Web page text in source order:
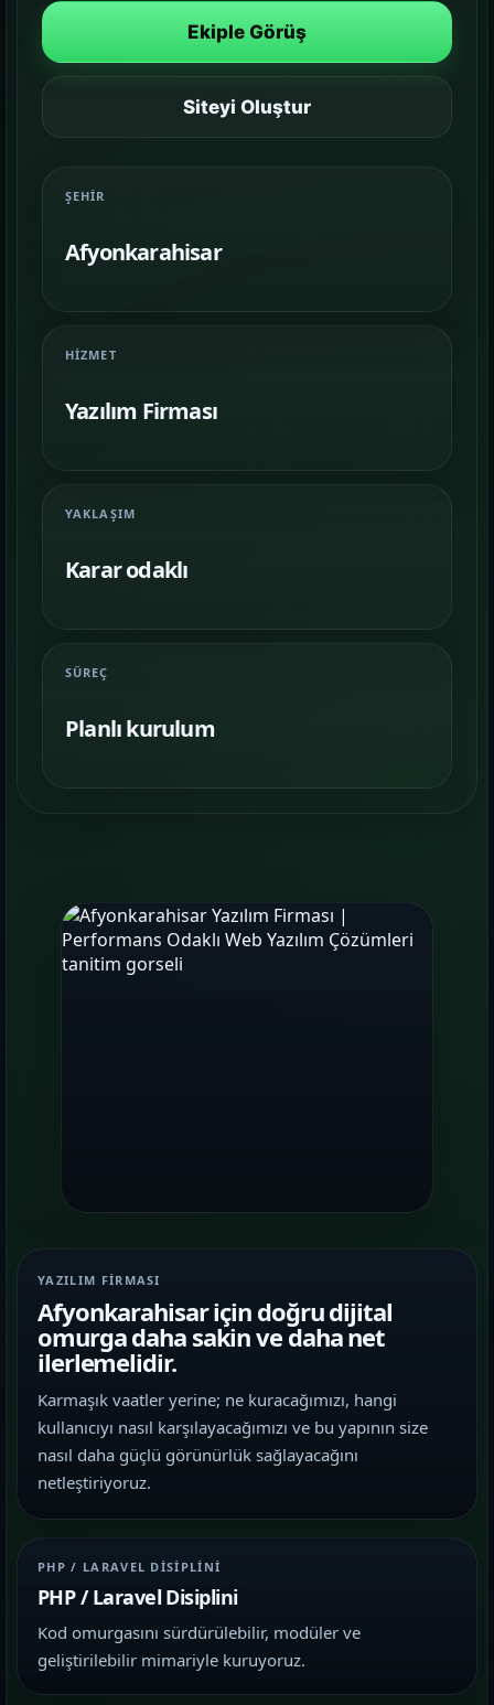
04 Paketler
Kurulum, içerik ve teslim kapsamını daha net
kurulduğunu inceleyin.
İletişim
Ekiple Görüş
Siteyi Oluştur
ŞEHIR
Afyonkarahisar
HIZMET
Yazılım Firması
YAKLAŞIM
Karar odaklı
SÜREÇ
Planlı kurulum
YAZILIM FIRMASI
Afyonkarahisar için doğru dijital
omurga daha sakin ve daha net
ilerlemelidir.
Karmaşık vaatler yerine; ne kuracağımızı, hangi
kullanıcıyı nasıl karşılayacağımızı ve bu yapının size
nasıl daha güçlü görünürlük sağlayacağını
netleştiriyoruz.
PHP / LARAVEL DISIPLINI
PHP / Laravel Disiplini
Kod omurgasını sürdürülebilir, modüler ve
geliştirilebilir mimariyle kuruyoruz.